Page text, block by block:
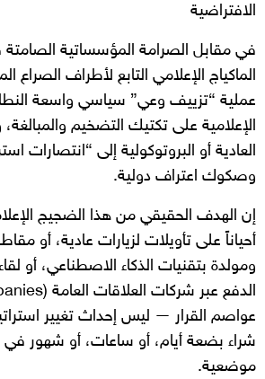
الافتراضية
في مقابل الصرامة المؤسساتية
الماكياج الإعلامي التابع لأطراف الصراع
عملية “تزييف وعي” سياسي واسعة
الإعلامية على تكتيك التضخيم
العادية أو البروتوكولية إلى “انتصارات
وصكوك اعتراف دولية.
إن الهدف الحقيقي من هذا الضجيج
أحياناً على تأويلات لزيارات عادية، أو
ومولدة بتقنيات الذكاء الاصطناعي، أو
عواصم القرار — ليس إحداث تغيير
شراء بضعة أيام، أو ساعات، أو شهور
موضعية.